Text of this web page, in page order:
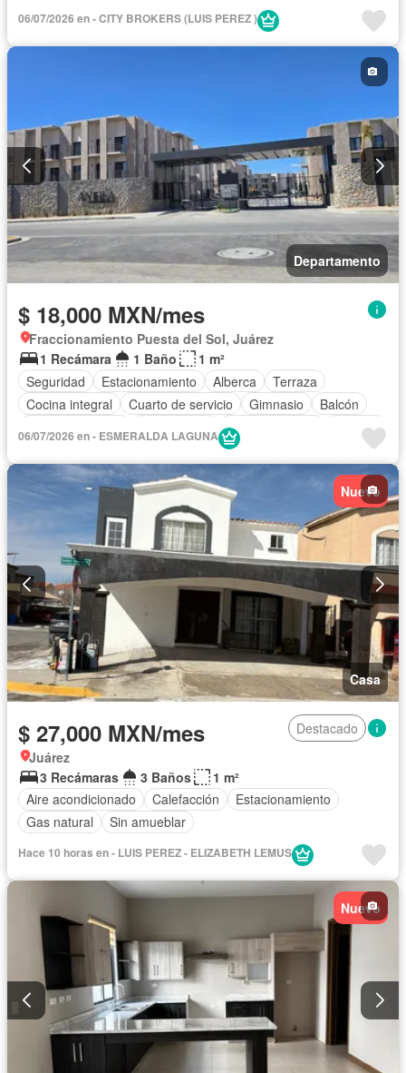
06/07/2026 en - CITY BROKERS (LUIS PEREZ )
Departamento
$ 18,000 MXN/mes
Fraccionamiento Puesta del Sol, Juárez
1 Recámara
1 Baño
1 m²
Seguridad
Estacionamiento Alberca
Terraza
Cocina integral
Cuarto de servicio Gimnasio
Balcón
Sala polivalente
Internet
Agua
Gas natural
Asador
Zonas verdes
Recámara con closet
Sin amueblar
06/07/2026 en - ESMERALDA LAGUNA
Nuevo
Casa
$ 27,000 MXN/mes
Destacado
Juárez
3 Recámaras
3 Baños
1 m²
Aire acondicionado
Calefacción
Estacionamiento
Gas natural
Sin amueblar
Hace 10 horas en - LUIS PEREZ - ELIZABETH LEMUS
Nuevo